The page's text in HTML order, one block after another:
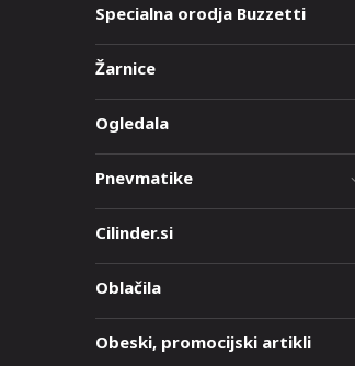
Specialna orodja Buzzetti
Žarnice
Ogledala
Pnevmatike
Cilinder.si
Oblačila
Obeski, promocijski artikli